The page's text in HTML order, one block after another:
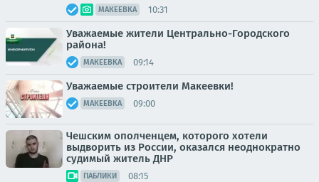
МАКЕЕВКА 10:31
Уважаемые жители Центрально-Городского
района!
МАКЕЕВКА 09:14
Уважаемые строители Макеевки!
МАКЕЕВКА 09:00
Чешским ополченцем, которого хотели
выдворить из России, оказался неоднократно
судимый житель ДНР
ПАБЛИКИ 08:15